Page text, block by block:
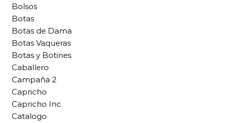
Bolsos
Botas
Botas de Dama
Botas Vaqueras
Botas y Botines
Caballero
Campaña 2
Capricho
Capricho Inc
Catalogo